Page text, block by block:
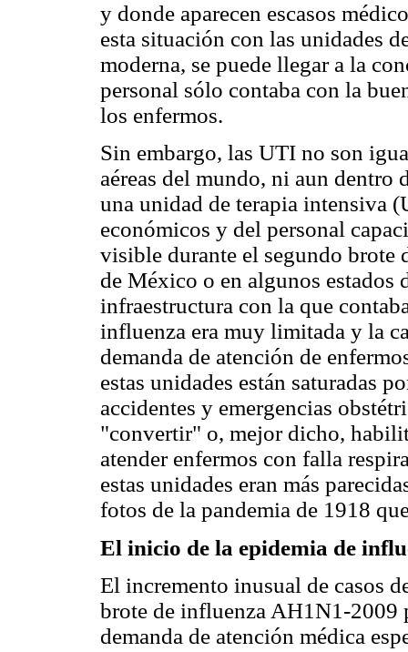
y donde aparecen escasos
esta situación con las unidades
moderna, se puede llegar a la
personal sólo contaba con la
los enfermos.
Sin embargo, las UTI no son
aéreas del mundo, ni aun dentro
una unidad de terapia intensiva
económicos y del personal
visible durante el segundo brote
de México o en algunos estados
infraestructura con la que
influenza era muy limitada y la
demanda de atención de
estas unidades están saturadas
accidentes y emergencias
"convertir" o, mejor dicho,
atender enfermos con falla
estas unidades eran más
fotos de la pandemia de 1918
El inicio de la epidemia de
El incremento inusual de casos
brote de influenza AH1N1-2009
demanda de atención médica